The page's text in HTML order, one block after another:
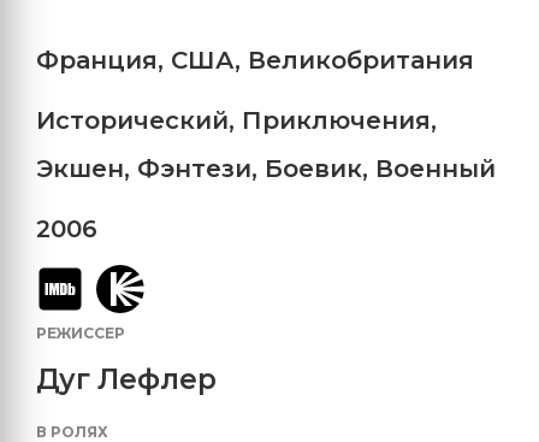
Франция, США, Великобритания
Исторический, Приключения,
Экшен, Фэнтези, Боевик, Военный
2006
РЕЖИССЕР
Дуг Лефлер
В РОЛЯХ